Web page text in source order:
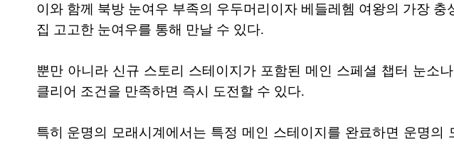
이와 함께 북방 눈여우 부족의 우두머리이자 베들레헴 여왕의 가장
집 고고한 눈여우를 통해 만날 수 있다.
뿐만 아니라 신규 스토리 스테이지가 포함된 메인 스페셜 챕터 눈소
클리어 조건을 만족하면 즉시 도전할 수 있다.
특히 운명의 모래시계에서는 특정 메인 스테이지를 완료하면 운명